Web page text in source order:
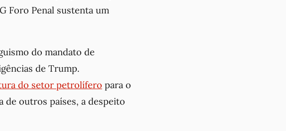
Foro Penal sustenta um
do mandato de
de Trump.
do setor petrolífero para o
outros países, a despeito